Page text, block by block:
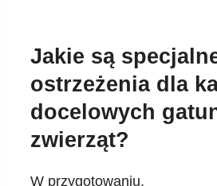
Jakie są
ostrzeżenia dla
docelowych
zwierząt?
W przygotowaniu.